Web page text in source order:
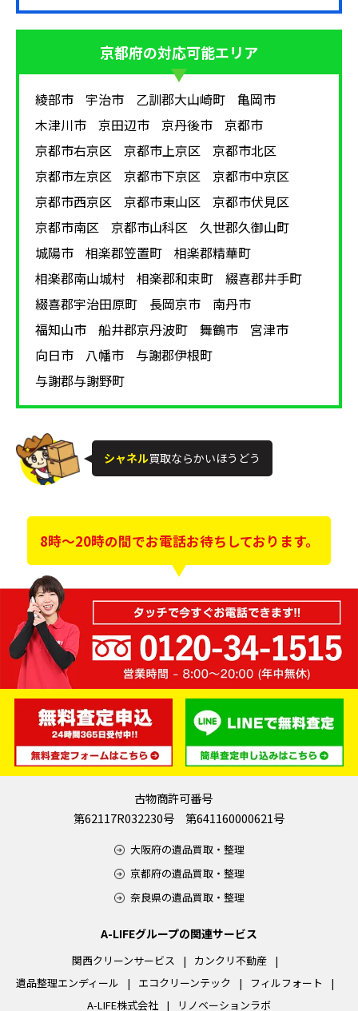
京都府の対応可能エリア
綾部市 宇治市 乙訓郡大山崎町
亀岡市
木津川市
京田辺市 京丹後市
京都市
京都市右京区
京都市上京区
京都市北区
京都市左京区
京都市下京区
京都市中京区
京都市西京区
京都市東山区
京都市伏見区
京都市南区
京都市山科区
久世郡久御山町
城陽市
相楽郡笠置町
相楽郡精華町
相楽郡南山城村
相楽郡和束町
綴喜郡井手町
綴喜郡宇治田原町
長岡京市
南丹市
福知山市
船井郡京丹波町 舞鶴市
宮津市
向日市
八幡市
与謝郡伊根町
与謝郡与謝野町
シャネル買取ならかいほうどう
8時～20時の間でお電話お待ちしております。
古物商許可番号
第62117R032230号 第641160000621号
大阪府の遺品買取・整理
京都府の遺品買取・整理
奈良県の遺品買取・整理
A-LIFEグループの関連サービス
関西クリーンサービス
カンクリ不動産
遺品整理エンディール
エコクリーンテック
フィルフォート
A-LIFE株式会社
リノベーションラボ